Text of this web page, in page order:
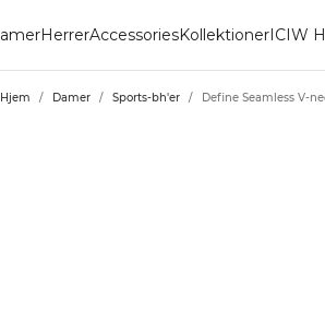
HerrerAccessoriesKollektionerICIW
Hjem / Damer / Sports-bh'er / Define Seamless V-